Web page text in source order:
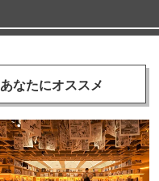
あなたにオススメ